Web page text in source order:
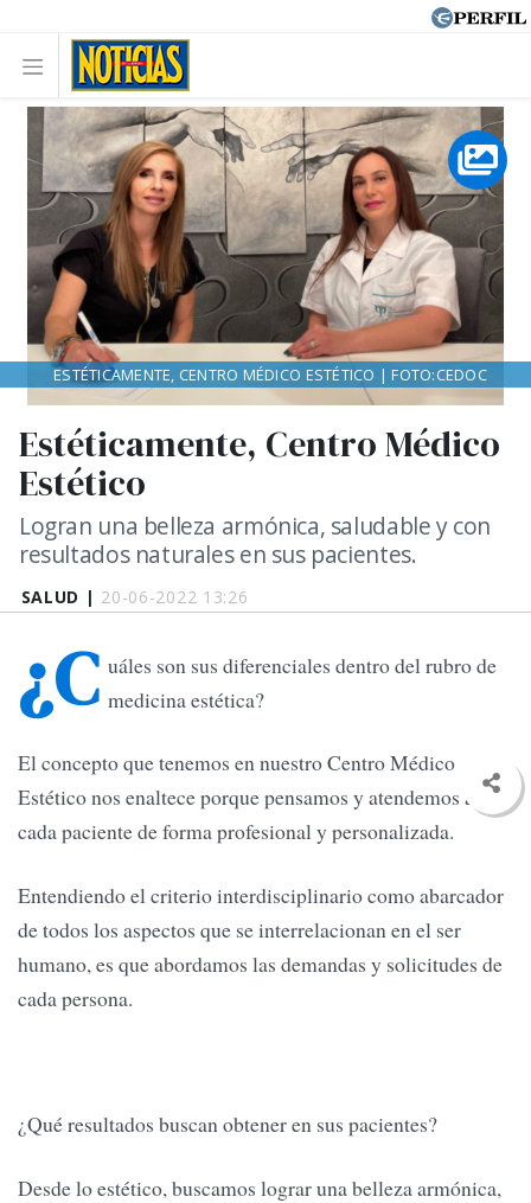
SALUD | 20-06-2022 13:26
Estéticamente, Centro Médico
Estético
Logran una belleza armónica, saludable y con
resultados naturales en sus pacientes.
ESTÉTICAMENTE, CENTRO MÉDICO ESTÉTICO | FOTO:CEDOC
¿C uáles son sus diferenciales dentro del rubro de
medicina estética?
El concepto que tenemos en nuestro Centro Médico
Estético nos enaltece porque pensamos y atendemos a
cada paciente de forma profesional y personalizada.
Entendiendo el criterio interdisciplinario como abarcador
de todos los aspectos que se interrelacionan en el ser
humano, es que abordamos las demandas y solicitudes de
cada persona.
¿Qué resultados buscan obtener en sus pacientes?
Desde lo estético, buscamos lograr una belleza armónica,